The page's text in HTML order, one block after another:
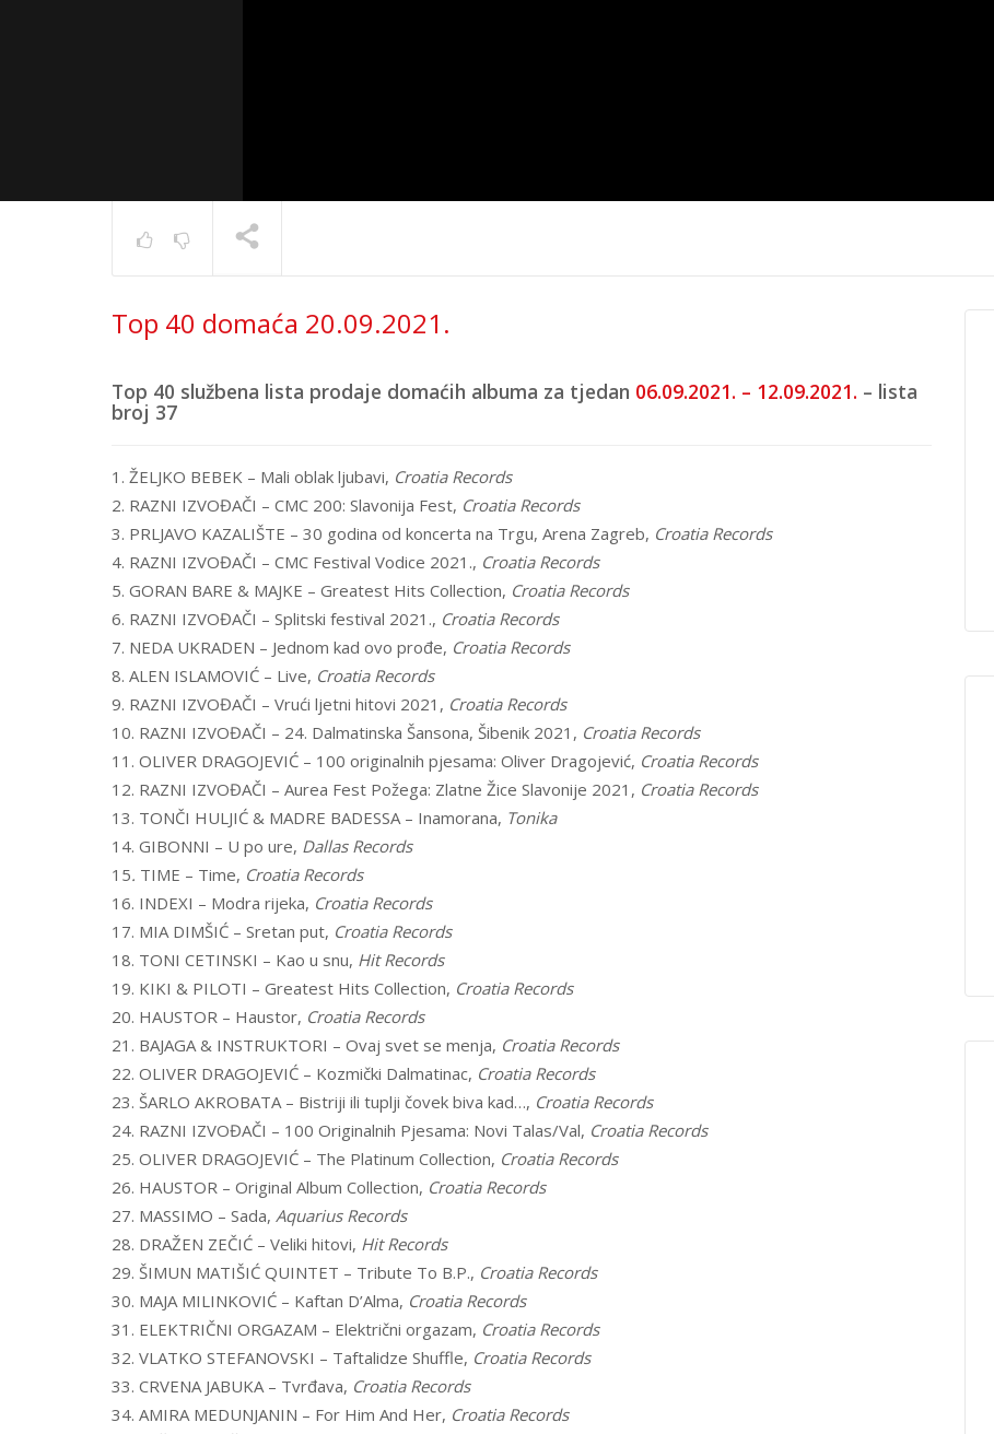
TRENUTNO SE PRIKAZUJE
17.6.2025.
Top 40 strana
Top 40 domaća 20.09.2021.
Top 40 službena lista prodaje domaćih albuma za tjedan 06.09.2021. – 12.09.2021. – lista
broj 37
1. ŽELJKO BEBEK – Mali oblak ljubavi, Croatia Records
2. RAZNI IZVOĐAČI – CMC 200: Slavonija Fest, Croatia Records
3. PRLJAVO KAZALIŠTE – 30 godina od koncerta na Trgu, Arena Zagreb, Croatia Records
4. RAZNI IZVOĐAČI – CMC Festival Vodice 2021., Croatia Records
5. GORAN BARE & MAJKE – Greatest Hits Collection, Croatia Records
6. RAZNI IZVOĐAČI – Splitski festival 2021., Croatia Records
7. NEDA UKRADEN – Jednom kad ovo prođe, Croatia Records
8. ALEN ISLAMOVIĆ – Live, Croatia Records
9. RAZNI IZVOĐAČI – Vrući ljetni hitovi 2021, Croatia Records
10. RAZNI IZVOĐAČI – 24. Dalmatinska Šansona, Šibenik 2021, Croatia Records
11. OLIVER DRAGOJEVIĆ – 100 originalnih pjesama: Oliver Dragojević, Croatia Records
12. RAZNI IZVOĐAČI – Aurea Fest Požega: Zlatne Žice Slavonije 2021, Croatia Records
13. TONČI HULJIĆ & MADRE BADESSA – Inamorana, Tonika
14. GIBONNI – U po ure, Dallas Records
15. TIME – Time, Croatia Records
16. INDEXI – Modra rijeka, Croatia Records
17. MIA DIMŠIĆ – Sretan put, Croatia Records
18. TONI CETINSKI – Kao u snu, Hit Records
19. KIKI & PILOTI – Greatest Hits Collection, Croatia Records
20. HAUSTOR – Haustor, Croatia Records
21. BAJAGA & INSTRUKTORI – Ovaj svet se menja, Croatia Records
22. OLIVER DRAGOJEVIĆ – Kozmički Dalmatinac, Croatia Records
23. ŠARLO AKROBATA – Bistriji ili tuplji čovek biva kad…, Croatia Records
24. RAZNI IZVOĐAČI – 100 Originalnih Pjesama: Novi Talas/Val, Croatia Records
25. OLIVER DRAGOJEVIĆ – The Platinum Collection, Croatia Records
26. HAUSTOR – Original Album Collection, Croatia Records
27. MASSIMO – Sada, Aquarius Records
28. DRAŽEN ZEČIĆ – Veliki hitovi, Hit Records
29. ŠIMUN MATIŠIĆ QUINTET – Tribute To B.P., Croatia Records
30. MAJA MILINKOVIĆ – Kaftan D’Alma, Croatia Records
31. ELEKTRIČNI ORGAZAM – Električni orgazam, Croatia Records
32. VLATKO STEFANOVSKI – Taftalidze Shuffle, Croatia Records
33. CRVENA JABUKA – Tvrđava, Croatia Records
34. AMIRA MEDUNJANIN – For Him And Her, Croatia Records